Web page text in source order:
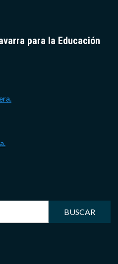
para la Educación